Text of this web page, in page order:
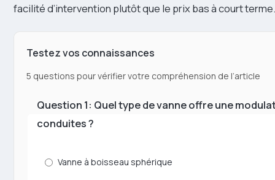
facilité d’intervention plutôt que le prix bas à court terme.
Testez vos connaissances
5 questions pour vérifier votre compréhension de l’article
Question 1: Quel type de vanne offre une
conduites ?
Vanne à boisseau sphérique